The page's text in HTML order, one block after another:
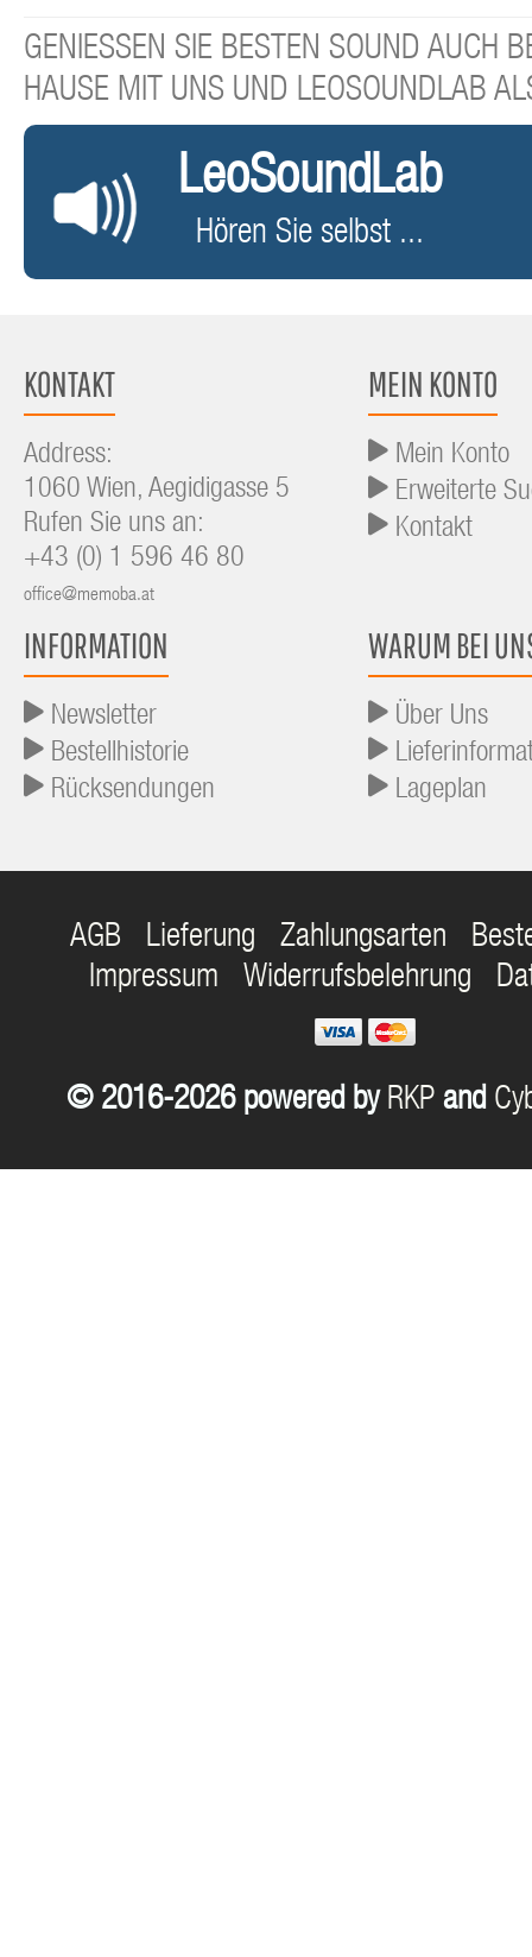
GENIESSEN SIE BESTEN SOUND AUCH
HAUSE MIT UNS UND LEOSOUNDLAB
LeoSoundLab
Hören Sie selbst ...
KONTAKT
Address:
1060 Wien, Aegidigasse 5
Rufen Sie uns an:
+43 (0) 1 596 46 80
office@memoba.at
MEIN KONTO
Mein Konto
Erweiterte
Kontakt
INFORMATION
Newsletter
Bestellhistorie
Rücksendungen
WARUM BEI
Über Uns
Lageplan
AGB Lieferung Zahlungsarten
Impressum
Widerrufsbelehrung
© 2016-2026 powered by RKP and